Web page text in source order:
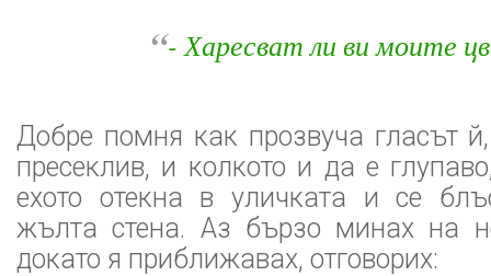
“- Харесват ли ви моите
Добре помня как прозвуча гласът
пресеклив, и колкото и да е
ехото отекна в уличката и се
жълта стена. Аз бързо минах на
докато я приближавах, отговорих: